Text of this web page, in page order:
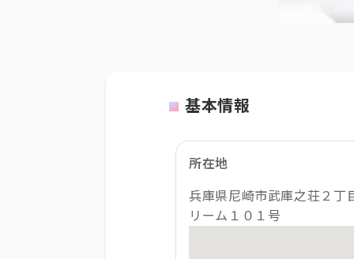
基本情報
所在地
兵庫県尼崎市武庫之荘２丁
リーム１０１号